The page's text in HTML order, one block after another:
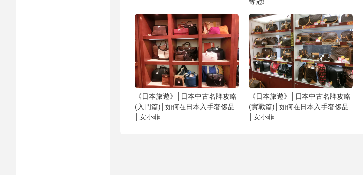
《日本旅遊》│日本中古名牌攻略
(入門篇)│如何在日本入手奢侈品
│安小菲
《日本旅遊》│日本中古名牌攻略
(實戰篇)│如何在日本入手奢侈品
│安小菲